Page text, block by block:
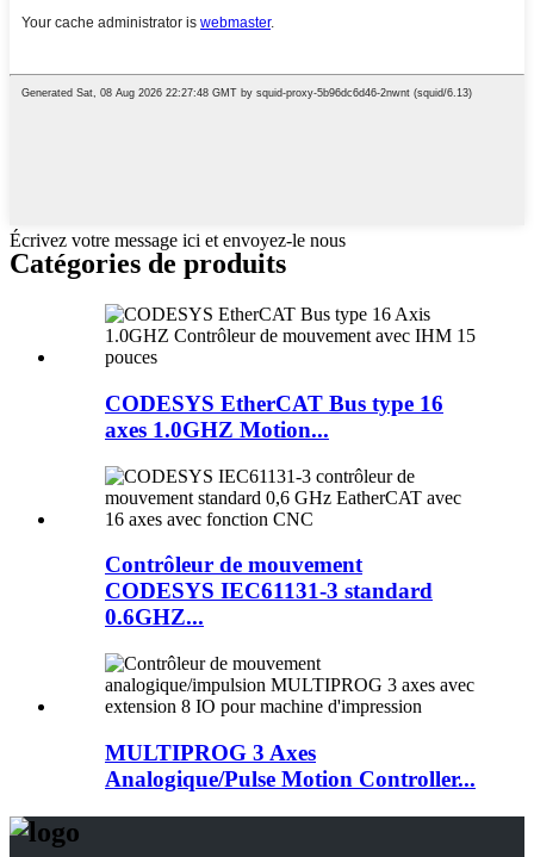
Écrivez votre message ici et envoyez-le nous
Catégories de produits
CODESYS EtherCAT Bus type 16
axes 1.0GHZ Motion...
Contrôleur de mouvement
CODESYS IEC61131-3 standard
0.6GHZ...
MULTIPROG 3 Axes
Analogique/Pulse Motion Controller...